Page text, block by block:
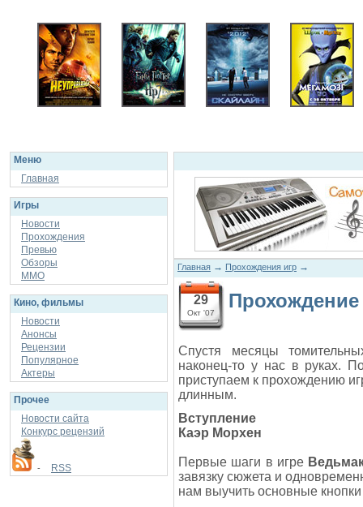
Меню
Главная
Игры
Новости
Прохождения
Превью
Обзоры
ММО
Кино, фильмы
Новости
Анонсы
Рецензии
Популярное
Актеры
Прочее
Новости сайта
Конкурс рецензий
- RSS
Главная → Прохождения игр →
29
Окт '07
Спустя месяцы
наконец-то у нас в руках.
приступаем к прохождению
длинным.
Вступление
Каэр Морхен
Первые шаги в игре
завязку сюжета и
нам выучить основные